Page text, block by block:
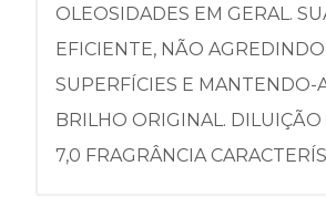
OLEOSIDADES EM GERAL.
EFICIENTE, NÃO AGREDINDO
SUPERFÍCIES E MANTENDO-
BRILHO ORIGINAL. DILUIÇÃO
7,0 FRAGRÂNCIA